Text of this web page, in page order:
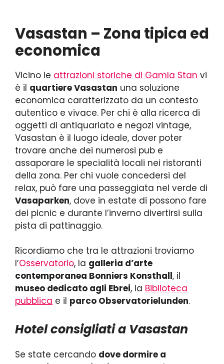
Vasastan – Zona tipica ed
economica
Vicino le attrazioni storiche di Gamla Stan vi
è il quartiere Vasastan una soluzione
economica caratterizzato da un contesto
autentico e vivace. Per chi è alla ricerca di
oggetti di antiquariato e negozi vintage,
Vasastan è il luogo ideale, dover poter
trovare anche dei numerosi pub e
assaporare le specialità locali nei ristoranti
della zona. Per chi vuole concedersi del
relax, può fare una passeggiata nel verde di
Vasaparken, dove in estate di possono fare
dei picnic e durante l’inverno divertirsi sulla
pista di pattinaggio.
Ricordiamo che tra le attrazioni troviamo
l’Osservatorio, la galleria d’arte
contemporanea Bonniers Konsthall, il
museo dedicato agli Ebrei, la Biblioteca
pubblica e il parco Observatorielunden.
Hotel consigliati a Vasastan
Se state cercando dove dormire a